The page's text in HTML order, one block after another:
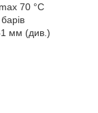
70 °C
мм (див.)